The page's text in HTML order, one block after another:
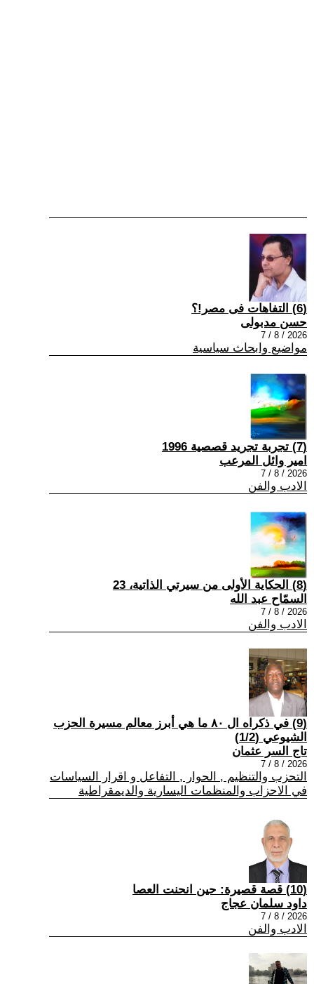
(6) التفاهات فى مصر!؟
حسن مدبولى
2026 / 8 / 7
مواضيع وابحاث سياسية
(7) تجربة تجريد قصصية 1996
امير وائل المرعب
2026 / 8 / 7
الادب والفن
(8) الحكاية الأولى من سيرتي الذاتية، 23
السمّاح عبد الله
2026 / 8 / 7
الادب والفن
(9) في ذكراه ال ٨٠ ما هي أبرز معالم مسيرة الحزب
الشيوعي (1/2)
تاج السر عثمان
2026 / 8 / 7
التحزب والتنظيم , الحوار , التفاعل و اقرار السياسات
في الاحزاب والمنظمات اليسارية والديمقراطية
(10) قصة قصيرة: حين انحنت العصا
داود سلمان عجاج
2026 / 8 / 7
الادب والفن